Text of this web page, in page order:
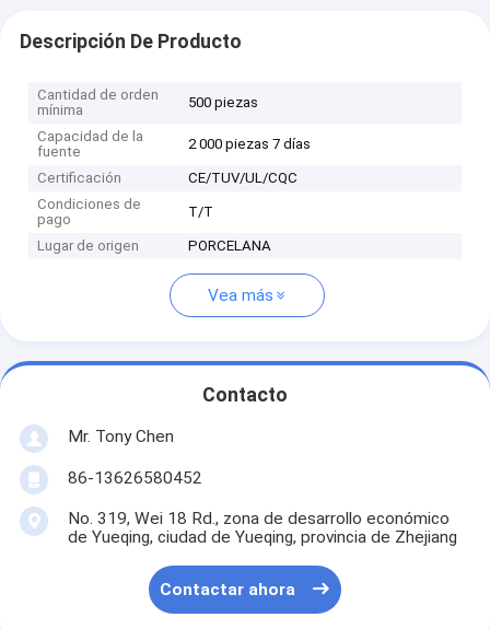
Descripción De Producto
Cantidad de orden
mínima
500 piezas
Capacidad de la
fuente
2 000 piezas 7 días
Certificación
CE/TUV/UL/CQC
Condiciones de
pago
T/T
Lugar de origen PORCELANA
Vea más
Contacto
Mr. Tony Chen
86-13626580452
No. 319, Wei 18 Rd., zona de desarrollo económico
de Yueqing, ciudad de Yueqing, provincia de Zhejiang
Contactar ahora